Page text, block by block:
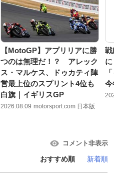
【MotoGP】アプリリアに勝
つのは無理だ！？ アレック
ス・マルケス、ドゥカティ陣
営最上位のスプリント4位も
白旗｜イギリスGP
2026.08.09 motorsport.com 日本版
戦
今
コメント非表示
おすすめ順 新着順